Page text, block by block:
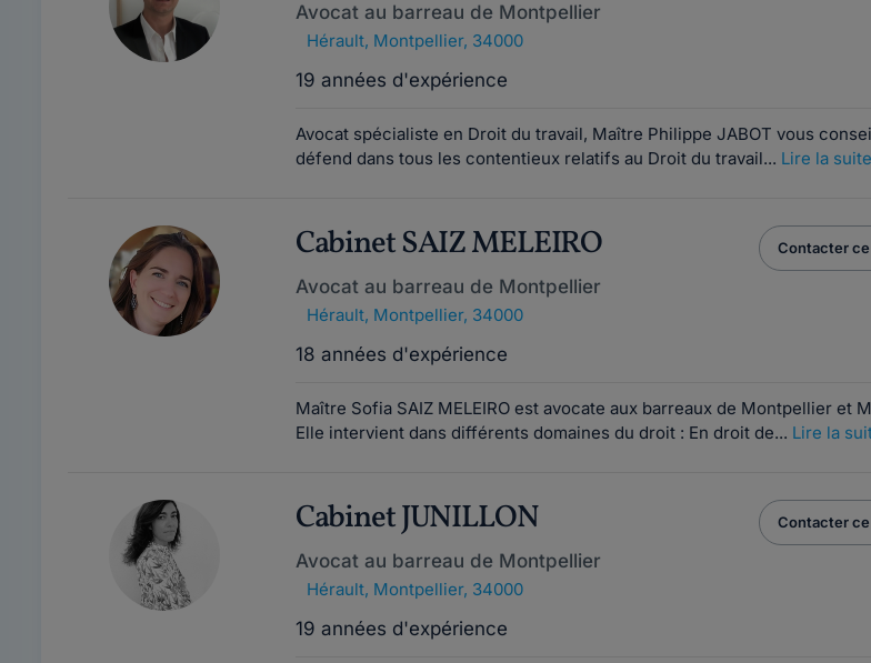
Avocat au barreau de Montpellier
Hérault, Montpellier, 34000
19 années d'expérience
Avocat spécialiste en Droit du travail, Maître Philippe JABOT vous
défend dans tous les contentieux relatifs au Droit du travail... Lire la suite
Cabinet SAIZ MELEIRO
Avocat au barreau de Montpellier
Hérault, Montpellier, 34000
18 années d'expérience
Contacter
Maître Sofia SAIZ MELEIRO est avocate aux barreaux de Montpellier et
Elle intervient dans différents domaines du droit : En droit de... Lire la
Cabinet JUNILLON
Avocat au barreau de Montpellier
Hérault, Montpellier, 34000
19 années d'expérience
Contacter